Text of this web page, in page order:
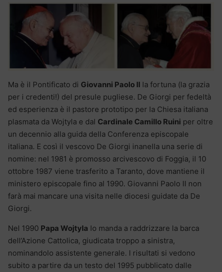
Ma è il Pontificato di Giovanni Paolo II la fortuna (la grazia
per i credenti!) del presule pugliese. De Giorgi per fedeltà
ed esperienza è il pastore prototipo per la Chiesa italiana
plasmata da Wojtyla e dal Cardinale Camillo Ruini per oltre
un decennio alla guida della Conferenza episcopale
italiana. E così il vescovo De Giorgi inanella una serie di
nomine: nel 1981 è promosso arcivescovo di Foggia, il 10
ottobre 1987 viene trasferito a Taranto, dove mantiene il
ministero episcopale fino al 1990. Giovanni Paolo II non
farà mai mancare una visita nelle diocesi guidate da De
Giorgi.
Nel 1990 Papa Wojtyla lo manda a raddrizzare la barca
dell’Azione Cattolica, giudicata troppo a sinistra,
nominandolo assistente generale. I risultati si vedono
subito a partire da un testo del 1995 pubblicato dalle